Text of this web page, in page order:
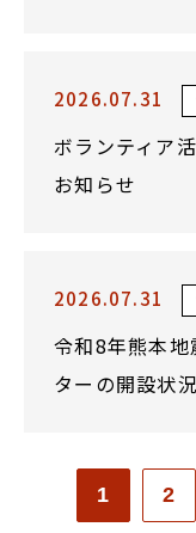
2026.07.31
ボランティア
お知らせ
2026.07.31
令和8年熊本
ターの開設状
1 2